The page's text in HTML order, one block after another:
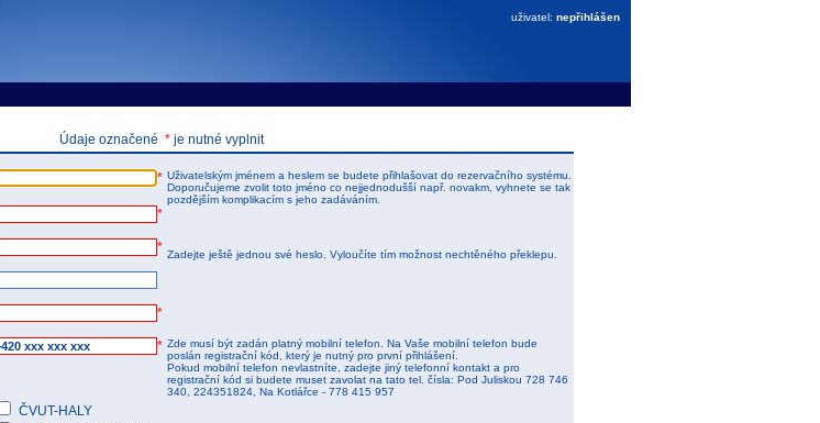
uživatel: nepřihlášen
Údaje označené *je nutné vyplnit
* Uživatelským jménem a heslem se budete přihlašovat do rezervačního systému.
Doporučujeme zvolit toto jméno co nejjednodušší např. novakm, vyhnete se tak
pozdějším komplikacím s jeho zadáváním.
*
* Zadejte ještě jednou své heslo. Vyloučíte tím možnost nechtěného překlepu.
*
* Zde musí být zadán platný mobilní telefon. Na Vaše mobilní telefon bude
poslán registrační kód, který je nutný pro první přihlášení.
Pokud mobilní telefon nevlastníte, zadejte jiný telefonní kontakt a pro
registrační kód si budete muset zavolat na tato tel. čísla: Pod Juliskou 728 746
340, 224351824, Na Kotlářce - 778 415 957
ČVUT-HALY